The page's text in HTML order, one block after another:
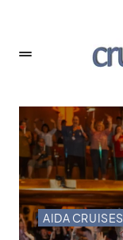
AIDA CRUISES